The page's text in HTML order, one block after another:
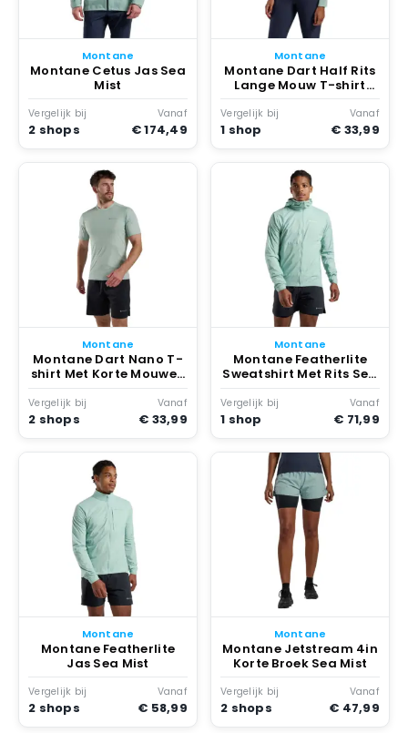
Montane
Montane Cetus Jas Sea
Mist
Vergelijk bij
2 shops
Vanaf
€ 174,49
Montane
Montane Dart Half Rits
Lange Mouw T-shirt
Sea Mist
Vergelijk bij
1 shop
Vanaf
€ 33,99
Montane
Montane Dart Nano T-
shirt Met Korte Mouwen
Sea Mist
Vergelijk bij
2 shops
Vanaf
€ 33,99
Montane
Montane Featherlite
Sweatshirt Met Rits Sea
Mist
Vergelijk bij
1 shop
Vanaf
€ 71,99
Montane
Montane Featherlite
Jas Sea Mist
Vergelijk bij
2 shops
Vanaf
€ 58,99
Montane
Montane Jetstream 4in
Korte Broek Sea Mist
Vergelijk bij
2 shops
Vanaf
€ 47,99